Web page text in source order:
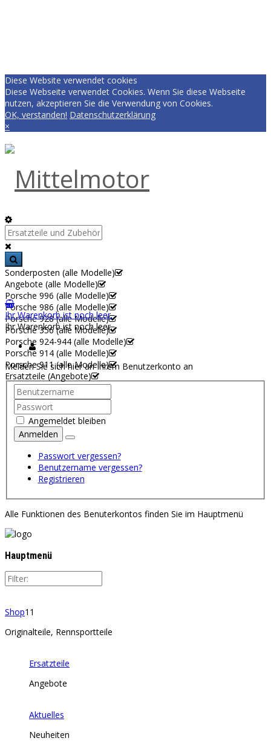
Diese Website verwendet cookies
Diese Webseite verwendet Cookies. Wenn Sie diese Webseite
nutzen, akzeptieren Sie die Verwendung von Cookies.
OK, verstanden! Datenschutzerklärung
×
Sonderposten (alle Modelle)
Angebote (alle Modelle)
Porsche 996 (alle Modelle)
Porsche 986 (alle Modelle)
Porsche 928 (alle Modelle)
Porsche 356 (alle Modelle)
Porsche 924-944 (alle Modelle)
Porsche 914 (alle Modelle)
Porsche 911 (alle Modelle)
Ersatzteile (Angebote)
Ihr Warenkorb ist noch leer.
Ihr Warenkorb ist noch leer.
Melden Sie sich hier an Ihrem Benutzerkonto an
Angemeldet bleiben
Anmelden
Passwort vergessen?
Benutzername vergessen?
Registrieren
Alle Funktionen des Benuterkontos finden Sie im Hauptmenü
Hauptmenü
Shop11
Originalteile, Rennsportteile
Ersatzteile
Angebote
Aktuelles
Neuheiten